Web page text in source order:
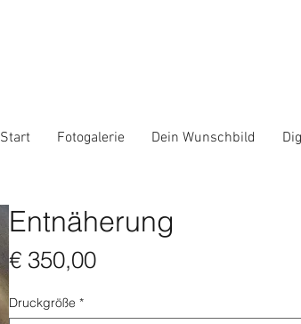
Start Fotogalerie Dein Wunschbild
Entnäherung
€ 350,00Preis
Druckgröße *